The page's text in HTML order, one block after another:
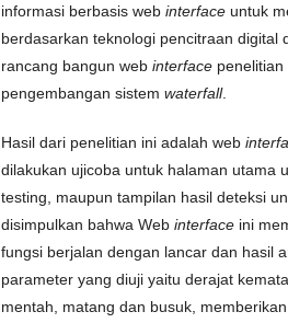
informasi berbasis web interface untuk
berdasarkan teknologi pencitraan digital
rancang bangun web interface
pengembangan sistem waterfall.
Hasil dari penelitian ini adalah web
dilakukan ujicoba untuk halaman utama
testing, maupun tampilan hasil deteksi
disimpulkan bahwa Web interface ini
fungsi berjalan dengan lancar dan hasil
parameter yang diuji yaitu derajat
mentah, matang dan busuk,